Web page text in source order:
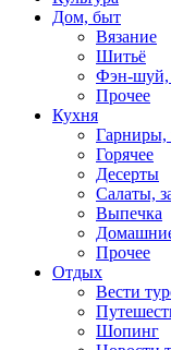
Дом, быт
Вязание
Шитьё
Фэн-шуй,
Прочее
Кухня
Гарниры,
Горячее
Десерты
Салаты,
Выпечка
Прочее
Отдых
Вести
Шопинг